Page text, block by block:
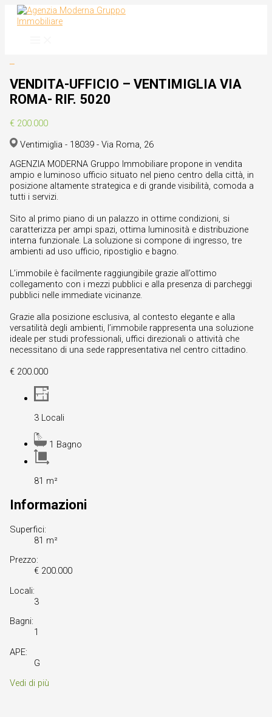
contenuto
VENDITA-UFFICIO – VENTIMIGLIA VIA
ROMA- RIF. 5020
€ 200.000
Ventimiglia - 18039 - Via Roma, 26
AGENZIA MODERNA Gruppo Immobiliare propone in vendita
ampio e luminoso ufficio situato nel pieno centro della città, in
posizione altamente strategica e di grande visibilità, comoda a
tutti i servizi.
Sito al primo piano di un palazzo in ottime condizioni, si
caratterizza per ampi spazi, ottima luminosità e distribuzione
interna funzionale. La soluzione si compone di ingresso, tre
ambienti ad uso ufficio, ripostiglio e bagno.
L’immobile è facilmente raggiungibile grazie all’ottimo
collegamento con i mezzi pubblici e alla presenza di parcheggi
pubblici nelle immediate vicinanze.
Grazie alla posizione esclusiva, al contesto elegante e alla
versatilità degli ambienti, l’immobile rappresenta una soluzione
ideale per studi professionali, uffici direzionali o attività che
necessitano di una sede rappresentativa nel centro cittadino.
€ 200.000
3 Locali
1 Bagno
81 m²
Informazioni
Superfici:
81 m²
Prezzo:
€ 200.000
Locali:
3
Bagni:
1
APE:
G
Vedi di più